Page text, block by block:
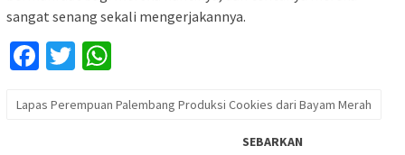
sangat senang sekali mengerjakannya.
Facebook
Twitter
Lapas Perempuan Palembang Produksi Cookies dari Bayam Merah
SEBARKAN